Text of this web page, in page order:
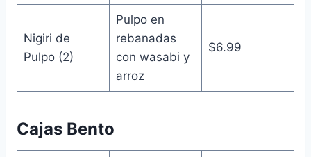
Nigiri de
Pulpo (2)
Pulpo en
rebanadas
con wasabi y
arroz
$6.99
Cajas Bento